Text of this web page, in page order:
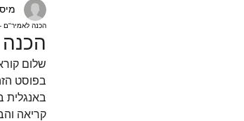
פסיכומטרי אונליין
הכנה לאמיר"ם
שלום
בפוסט
באנגלית
קריאה